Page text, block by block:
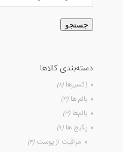
جستجو
دسته‌بندی کالاها
اِکسیرها (۸)
بالم ها (۳)
بالم‌ها (۳)
پکیج ها (۹)
مراقبت از پوست (۴)